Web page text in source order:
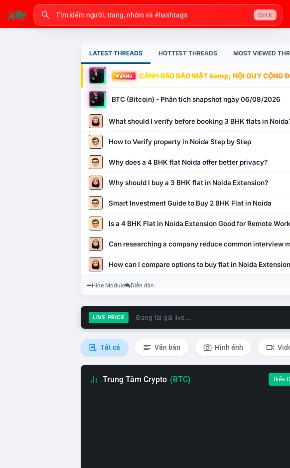
Ctrl K
LATEST THREADS HOTTEST THREADS MOST VIEWED
VÀNG CẢNH BÁO BẢO MẬT &amp; NỘI QUY CỘNG
BTC (Bitcoin) - Phân tích snapshot ngày 06/08/2026
What should I verify before booking 3 BHK flats in
How to Verify property in Noida Step by Step
Why does a 4 BHK flat Noida offer better privacy?
Why should I buy a 3 BHK flat in Noida Extension?
Smart Investment Guide to Buy 2 BHK Flat in Noida
Is a 4 BHK Flat in Noida Extension Good for Remote
Can researching a company reduce common interview
How can I compare options to buy flat in Noida
Hide Module Diễn đàn
LIVE PRICE Đang tải giá live...
Tất cả Văn bản Hình ảnh
Trung Tâm Crypto (BTC) Biểu